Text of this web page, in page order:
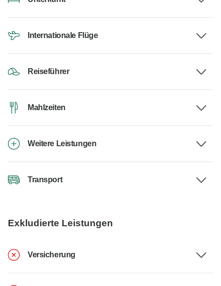
Internationale Flüge
Reiseführer
Mahlzeiten
Weitere Leistungen
Transport
Exkludierte Leistungen
Versicherung